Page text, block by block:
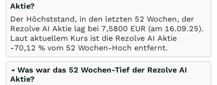
Aktie?
Der Höchststand, in den letzten 52 Wochen, der
Rezolve AI Aktie lag bei 7,5800 EUR (am 16.09.25).
Laut aktuellem Kurs ist die Rezolve AI Aktie
-70,12 % vom 52 Wochen-Hoch entfernt.
Was war das 52 Wochen-Tief der Rezolve AI
Aktie?